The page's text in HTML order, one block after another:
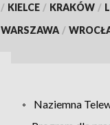
/ KIELCE / KRAKÓW /
WARSZAWA /
Naziemna